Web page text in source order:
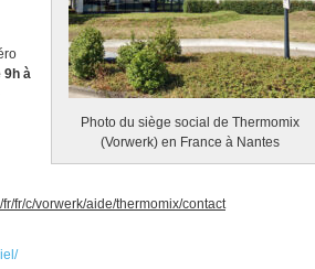
Photo du siège social de Thermomix
(Vorwerk) en France à Nantes
9h à
fr/c/vorwerk/aide/thermomix/contact